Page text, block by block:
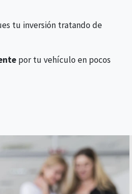
tu inversión tratando de
por tu vehículo en pocos